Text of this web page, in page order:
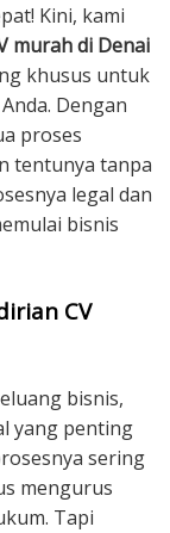
Kini, kami
murah di Denai
khusus untuk
Dengan
proses
tentunya tanpa
legal dan
bisnis
CV
bisnis,
yang penting
sering
mengurus
Tapi